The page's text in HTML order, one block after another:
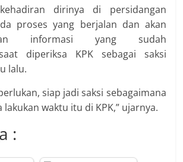
dirinya di persidangan
proses yang berjalan dan akan
informasi yang sudah
diperiksa KPK sebagai saksi
lalu.
siap jadi saksi sebagaimana
lakukan waktu itu di KPK,” ujarnya.
: